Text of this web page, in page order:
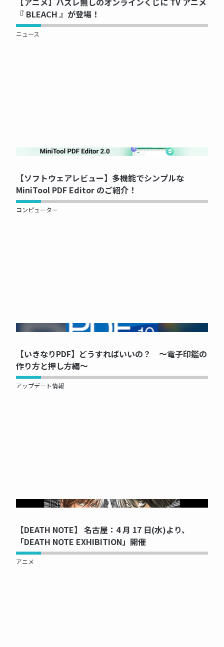
『 BLEACH 』が登場！
ニュース
NOW PRINTING...
【ソフトウェアレビュー】多機能でシンプルな
MiniTool PDF Editor のご紹介！
コンピューター
NOW PRINTING...
【いきなりPDF】どうすればいいの？ ～電子印鑑の
作り方と押し方編～
アップデート情報
NOW PRINTING...
【DEATH NOTE】 名古屋：4 月 17 日(水)より、
「DEATH NOTE EXHIBITION」開催
アニメ